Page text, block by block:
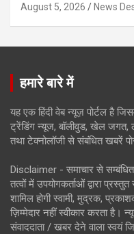
August 5, 2026 News
हमारे बारे में
यह एक हिंदी वेब न्यूज़ पोर्टल है
ट्रेंडिंग न्यूज, बॉलीवुड, खेल जगत,
तथा टेक्नोलॉजी से संबंधित खबरें
Disclaimer - समाचार से
तत्वों में उपयोगकर्ताओं द्वारा
शामिल होगी स्वामी, मुद्रक,
ज़िम्मेदार नहीं स्वीकार करता है।
संवाददाता / खबर देने वाला स्वयं